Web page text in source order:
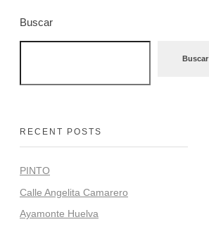
Buscar
Buscar
RECENT POSTS
PINTO
Calle Angelita Camarero
Ayamonte Huelva